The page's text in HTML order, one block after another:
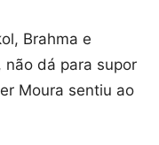
Brahma e
dá para supor
Moura sentiu ao